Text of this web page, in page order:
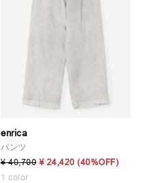
enrica
パンツ
¥ 40,700 ¥ 24,420 (40%OFF)
1 color